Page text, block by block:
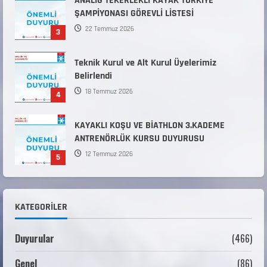
3
ŞAMPİYONASI GÖREVLİ LİSTESİ
22 Temmuz 2026
4
Teknik Kurul ve Alt Kurul Üyelerimiz
Belirlendi
18 Temmuz 2026
5
KAYAKLI KOŞU VE BİATHLON 3.KADEME
ANTRENÖRLÜK KURSU DUYURUSU
12 Temmuz 2026
1
Temini Başvuruları Başlamıştır.
ANALİG TEKERLEKLİ KAYAK TÜRKİYE
KATEGORILER
Duyurular
(466)
Genel
(86)